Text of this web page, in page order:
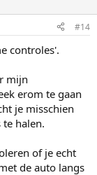
#14
controles'.
mijn
erom te gaan
je misschien
halen.
of je echt
de auto langs